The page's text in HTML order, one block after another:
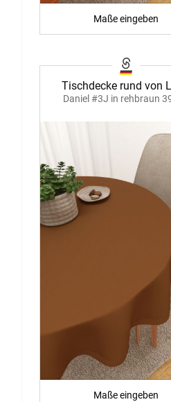
Maße eingeben
Tischdecke rund von
Daniel #3J in rehbraun
Maße eingeben